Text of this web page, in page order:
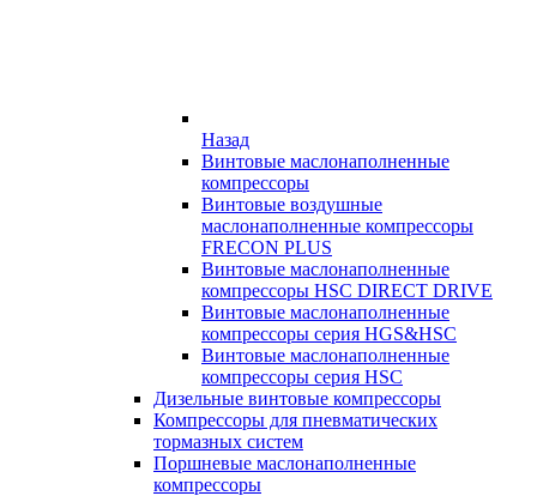
Назад
Винтовые маслонаполненные
компрессоры
Винтовые воздушные
маслонаполненные компрессоры
FRECON PLUS
Винтовые маслонаполненные
компрессоры HSC DIRECT DRIVE
Винтовые маслонаполненные
компрессоры серия HGS&HSC
Винтовые маслонаполненные
компрессоры серия HSC
Дизельные винтовые компрессоры
Компрессоры для пневматических
тормазных систем
Поршневые маслонаполненные
компрессоры